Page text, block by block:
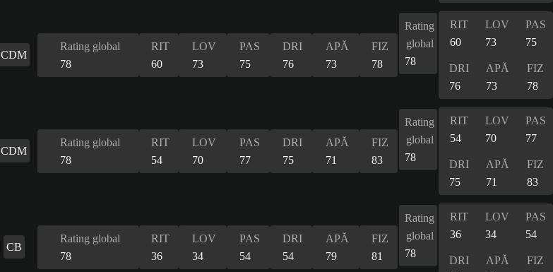
CDM
Rating global
78
RIT
60
LOV
73
PAS
75
DRI
76
APĂ
73
FIZ
78
Rating
global
78
RIT
60
LOV
73
PAS
75
DRI
76
APĂ
73
FIZ
78
CDM
Rating global
78
RIT
54
LOV
70
PAS
77
DRI
75
APĂ
71
FIZ
83
Rating
global
78
RIT
54
LOV
70
PAS
77
DRI
75
APĂ
71
FIZ
83
CB
Rating global
78
RIT
36
LOV
34
PAS
54
DRI
54
APĂ
79
FIZ
81
Rating
global
78
RIT
36
LOV
34
PAS
54
DRI
APĂ
FIZ